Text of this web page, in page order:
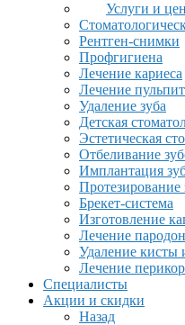
Услуги и
Рентген-снимки
Профгигиена
Лечение кариеса
Лечение
Удаление зуба
Детская
Эстетическая
Отбеливание
Имплантация
Протезирование
Брекет-система
Изготовление
Лечение
Удаление кисты
Лечение
Специалисты
Акции и скидки
Назад